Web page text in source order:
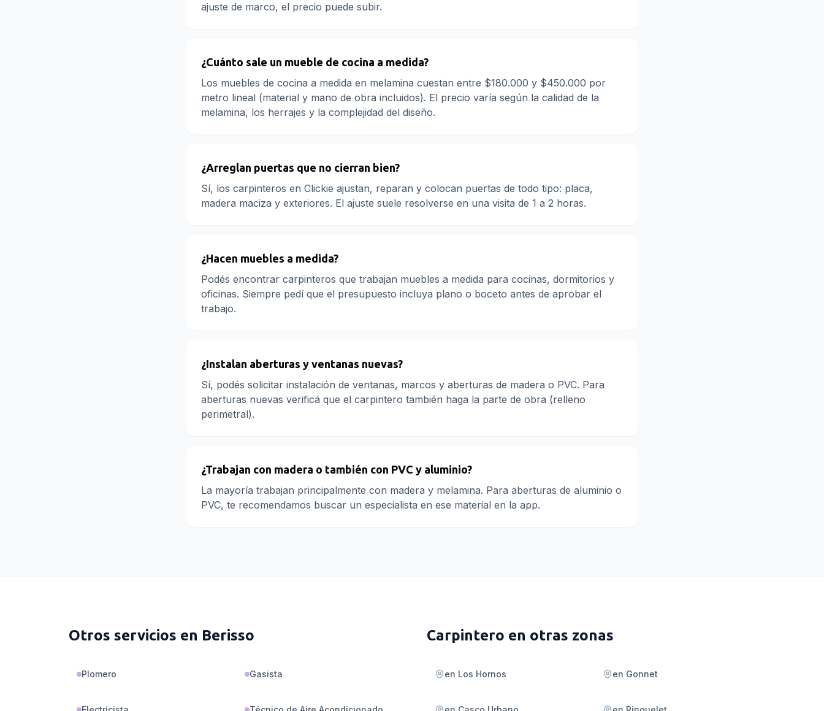
ajuste de marco, el precio puede subir.
¿Cuánto sale un mueble de cocina a medida?
Los muebles de cocina a medida en melamina cuestan entre $180.000 y $450.000 por
metro lineal (material y mano de obra incluidos). El precio varía según la calidad de la
melamina, los herrajes y la complejidad del diseño.
¿Arreglan puertas que no cierran bien?
Sí, los carpinteros en Clickie ajustan, reparan y colocan puertas de todo tipo: placa,
madera maciza y exteriores. El ajuste suele resolverse en una visita de 1 a 2 horas.
¿Hacen muebles a medida?
Podés encontrar carpinteros que trabajan muebles a medida para cocinas, dormitorios y
oficinas. Siempre pedí que el presupuesto incluya plano o boceto antes de aprobar el
trabajo.
¿Instalan aberturas y ventanas nuevas?
Sí, podés solicitar instalación de ventanas, marcos y aberturas de madera o PVC. Para
aberturas nuevas verificá que el carpintero también haga la parte de obra (relleno
perimetral).
¿Trabajan con madera o también con PVC y aluminio?
La mayoría trabajan principalmente con madera y melamina. Para aberturas de aluminio o
PVC, te recomendamos buscar un especialista en ese material en la app.
Otros servicios en Berisso
Plomero Gasista
Carpintero en otras zonas
en Los Hornos en Gonnet